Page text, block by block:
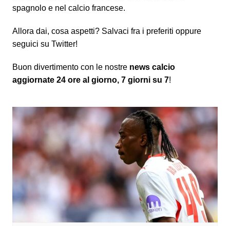
spagnolo e nel calcio francese.
Allora dai, cosa aspetti? Salvaci fra i preferiti oppure
seguici su Twitter!
Buon divertimento con le nostre news calcio
aggiornate 24 ore al giorno, 7 giorni su 7!